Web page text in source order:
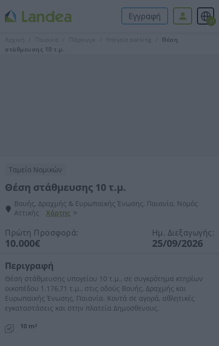
Εγγραφή el
Αρχική Παιανία Πάρκινγκ Υπόγειο parking
Θέση
στάθμευσης 10 τ.μ.
Ταμείο Νομικών
Θέση στάθμευσης 10 τ.μ.
Βουής, Δραχμής & Ευρωπαϊκής Ένωσης, Παιανία, Νομός
Αττικής
Χάρτης >
Πρώτη Προσφορά:
10.000€
Ημ. Διεξαγωγής:
25/09/2026
Περιγραφή
Θέση στάθμευσης υπογείου 10 τ.μ., σε συγκρότημα κτηρίων
οικοπέδου 1.176,71 τ.μ., στις οδούς Βουής, Δραχμής και
Ευρωπαϊκής Ένωσης, Παιανία. Κοντά σε αγορά, αθλητικές
εγκαταστάσεις και στην πλατεία Δημοσθενους.
10 m²